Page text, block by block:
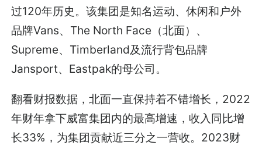
过120年历史。该集团是知名运动、休闲和户外
品牌Vans、The North Face（北面）、
Supreme、Timberland及流行背包品牌
Jansport、Eastpak的母公司。
翻看财报数据，北面一直保持着不错增长，2022
年财年拿下威富集团内的最高增速，收入同比增
长33%，为集团贡献近三分之一营收。2023财